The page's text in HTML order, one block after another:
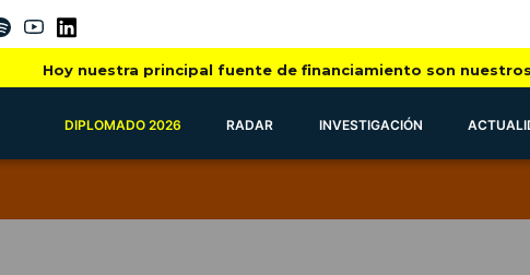
Hoy nuestra principal fuente de financiamiento son
DIPLOMADO 2026 RADAR INVESTIGACIÓN